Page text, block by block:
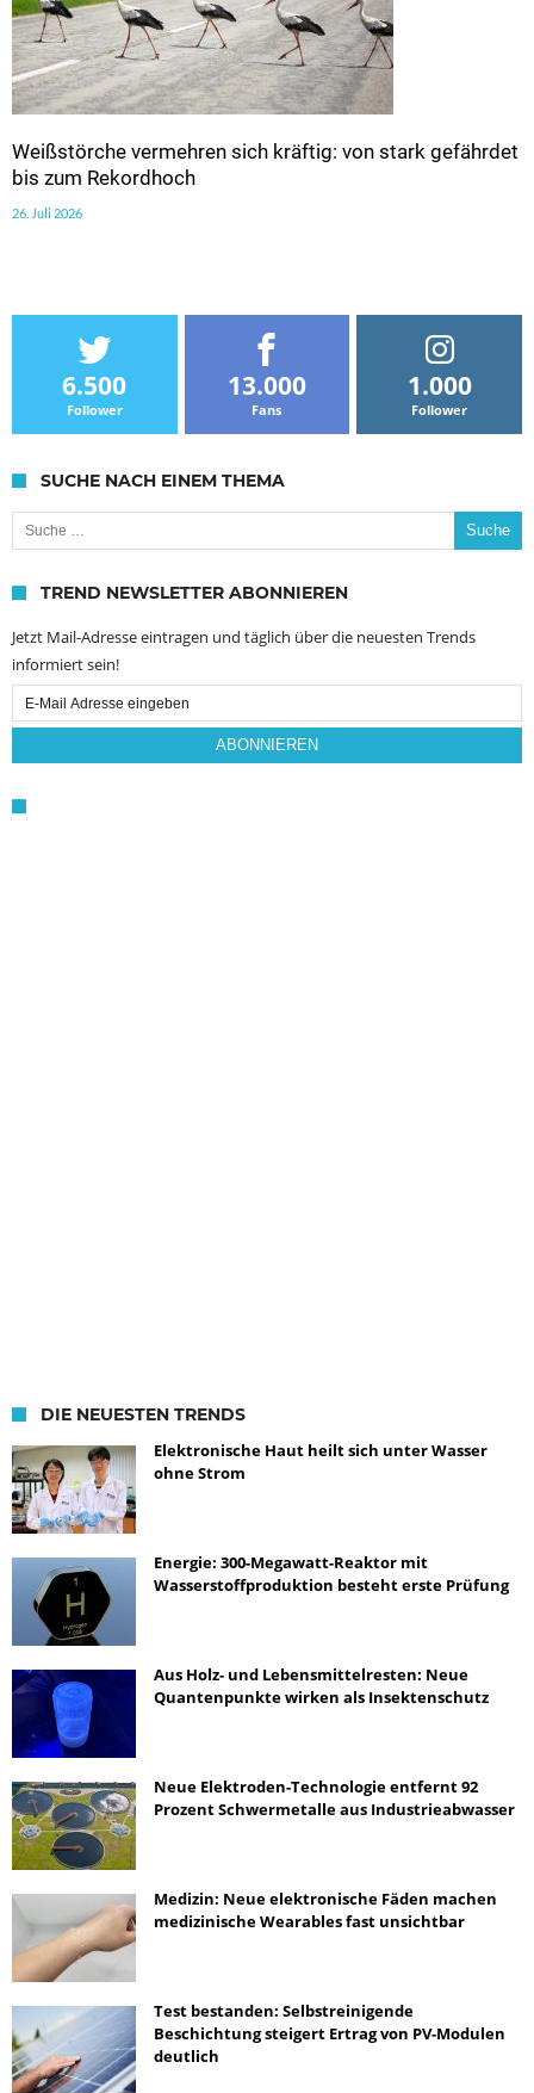
Weißstörche vermehren sich kräftig: von stark gefährdet
bis zum Rekordhoch
26. Juli 2026
6.500
Follower
13.000
Fans
1.000
Follower
SUCHE NACH EINEM THEMA
Suche nach:
TREND NEWSLETTER ABONNIEREN
Jetzt Mail-Adresse eintragen und täglich über die neuesten Trends
informiert sein!
Email
Subscription
ABONNIEREN
DIE NEUESTEN TRENDS
Elektronische Haut heilt sich unter Wasser
ohne Strom
Energie: 300-Megawatt-Reaktor mit
Wasserstoffproduktion besteht erste Prüfung
Aus Holz- und Lebensmittelresten: Neue
Quantenpunkte wirken als Insektenschutz
Neue Elektroden-Technologie entfernt 92
Prozent Schwermetalle aus Industrieabwasser
Medizin: Neue elektronische Fäden machen
medizinische Wearables fast unsichtbar
Test bestanden: Selbstreinigende
Beschichtung steigert Ertrag von PV-Modulen
deutlich